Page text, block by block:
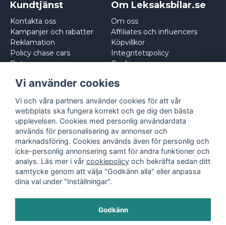
Kundtjänst
Kontakta oss
Kampanjer och rabatter
Reklamation
Policy chase cars
Returnera
Om Leksaksbilar.se
Om oss
Affiliates och influencers
Köpvillkor
Integritetspolicy
Cookies
Vi använder cookies
Vi och våra partners använder cookies för att vår
webbplats ska fungera korrekt och ge dig den bästa
upplevelsen. Cookies med personlig användardata
används för personalisering av annonser och
marknadsföring. Cookies används även för personlig och
icke-personlig annonsering samt för andra funktioner och
analys. Läs mer i vår cookiepolicy och bekräfta sedan ditt
samtycke genom att välja "Godkänn alla" eller anpassa
dina val under "Inställningar".
Godkänn